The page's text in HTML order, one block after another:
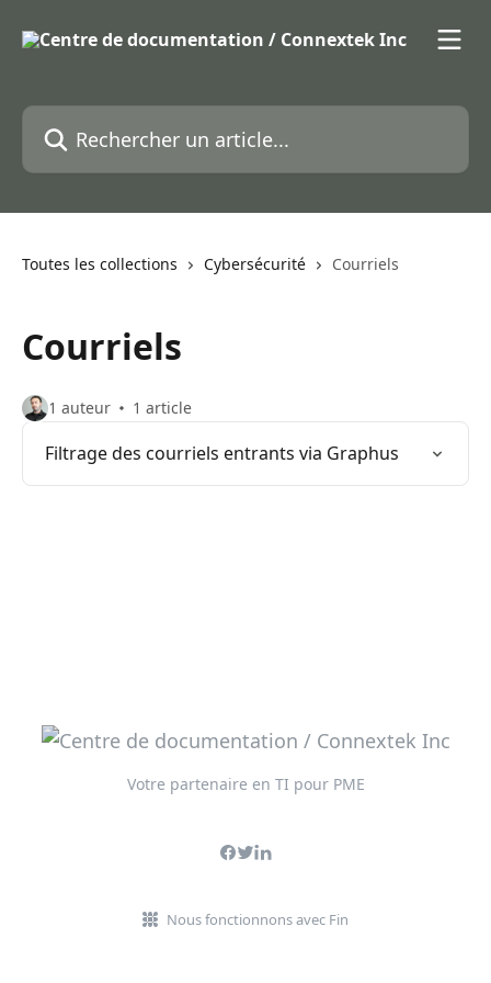
Rechercher un article...
Toutes les collections Cybersécurité Courriels
Courriels
1 auteur 1 article
Filtrage des courriels entrants via Graphus
Votre partenaire en TI pour PME
Nous fonctionnons avec Fin